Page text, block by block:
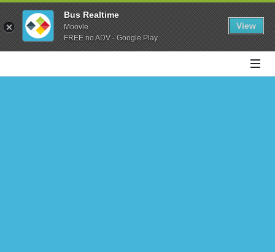
Bus Realtime
Moovle
FREE no ADV - Google Play
View